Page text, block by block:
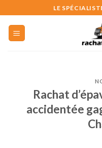
to
content
LE
Rachat
accidentée